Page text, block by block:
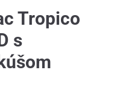
Tropico
s